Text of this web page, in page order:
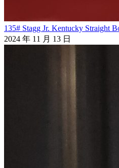
135# Stagg Jr. Kentucky Straight
2024 年 11 月 13 日